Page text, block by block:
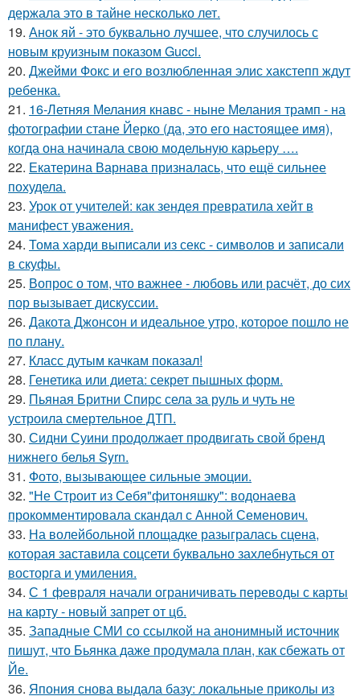
держала это в тайне несколько лет.
19. Анок яй - это буквально лучшее, что случилось с
новым круизным показом Gucci.
20. Джейми Фокс и его возлюбленная элис хакстепп ждут
ребенка.
21. 16-Летняя Мелания кнавс - ныне Мелания трамп - на
фотографии стане Йерко (да, это его настоящее имя),
когда она начинала свою модельную карьеру ….
22. Екатерина Варнава призналась, что ещё сильнее
похудела.
23. Урок от учителей: как зендея превратила хейт в
манифест уважения.
24. Тома харди выписали из секс - символов и записали
в скуфы.
25. Вопрос о том, что важнее - любовь или расчёт, до сих
пор вызывает дискуссии.
26. Дакота Джонсон и идеальное утро, которое пошло не
по плану.
27. Класс дутым качкам показал!
28. Генетика или диета: секрет пышных форм.
29. Пьяная Бритни Спирс села за руль и чуть не
устроила смертельное ДТП.
30. Сидни Суини продолжает продвигать свой бренд
нижнего белья Syrn.
31. Фото, вызывающее сильные эмоции.
32. "Не Строит из Себя"фитоняшку": водонаева
прокомментировала скандал с Анной Семенович.
33. На волейбольной площадке разыгралась сцена,
которая заставила соцсети буквально захлебнуться от
восторга и умиления.
34. С 1 февраля начали ограничивать переводы с карты
на карту - новый запрет от цб.
35. Западные СМИ со ссылкой на анонимный источник
пишут, что Бьянка даже продумала план, как сбежать от
Йе.
36. Япония снова выдала базу: локальные приколы из